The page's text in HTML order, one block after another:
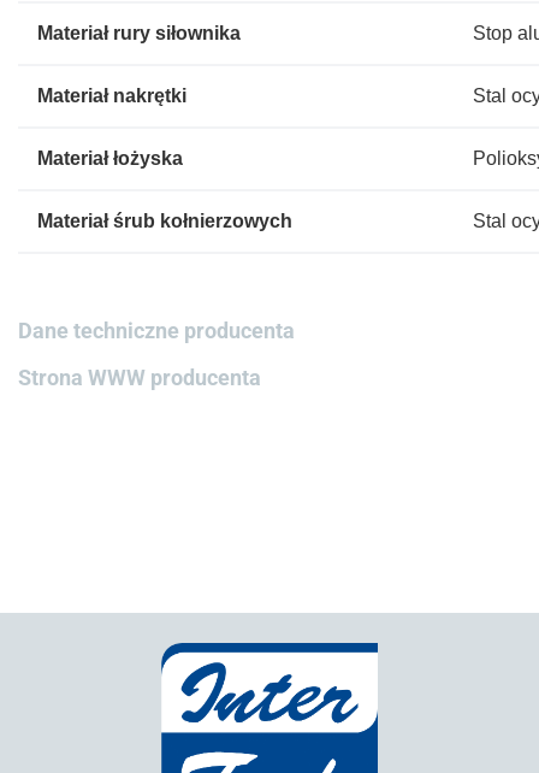
Materiał rury siłownika Stop
Materiał nakrętki Stal
Materiał łożyska
Materiał śrub kołnierzowych Stal
Dane techniczne producenta
Strona WWW producenta